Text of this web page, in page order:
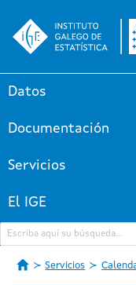
Datos
Documentación
Servicios
El IGE
Servicios